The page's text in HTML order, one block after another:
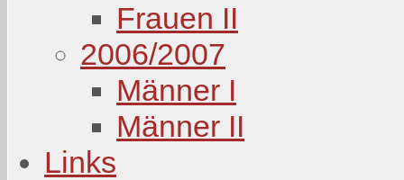
Frauen II
2006/2007
Männer I
Männer II
Links